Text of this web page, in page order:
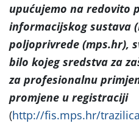
upućujemo na redovito
informacijskog sustava
poljoprivrede (mps.hr),
bilo kojeg sredstva za
za profesionalnu
promjene u registraciji
(http://fis.mps.hr/